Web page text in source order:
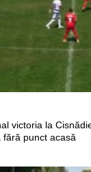
victoria la
punct acasă